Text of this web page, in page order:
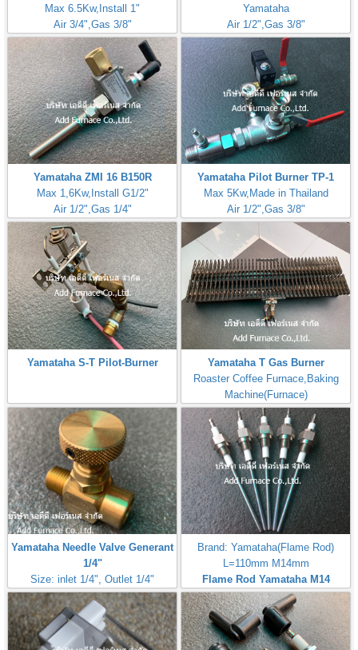
Max 6.5Kw,Install 1"
Air 3/4",Gas 3/8"
Yamataha
Air 1/2",Gas 3/8"
Yamataha ZMI 16 B150R
Max 1,6Kw,Install G1/2"
Air 1/2",Gas 1/4"
Yamataha Pilot Burner TP-1
Max 5Kw,Made in Thailand
Air 1/2",Gas 3/8"
Yamataha S-T Pilot-Burner
Yamataha T Gas Burner
Roaster Coffee Furnace,Baking
Machine(Furnace)
Yamataha Needle Valve Generant
1/4"
Size: inlet 1/4", Outlet 1/4"
Max Inlet
Pressure:50PSI(3,5Bar,350kPa)
Brand: Yamataha(Flame Rod)
L=110mm M14mm
Flame Rod Yamataha M14
L110mm